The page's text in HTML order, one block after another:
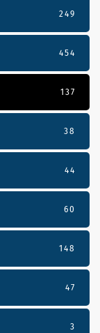
249
454
137
38
44
60
148
47
3